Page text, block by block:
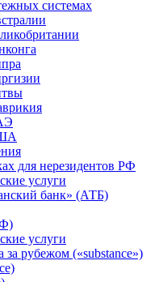
системах
для нерезидентов РФ
услуги
банк» (АТБ)
услуги
за рубежом («substance»)